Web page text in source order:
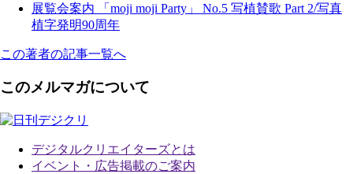
展覧会案内 「moji moji Party」 No.5 写植賛歌 Part 2/写真
植字発明90周年
この著者の記事一覧へ
このメルマガについて
デジタルクリエイターズとは
イベント・広告掲載のご案内